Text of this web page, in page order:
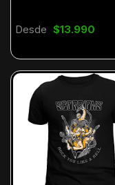
Desde $13.990